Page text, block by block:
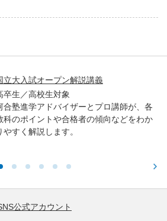
立大入試オープン解説講義
卒生／高校生対象
合塾進学アドバイザーとプロ講師が、各
科のポイントや合格者の傾向などをわか
やすく解説します。
公式アカウント